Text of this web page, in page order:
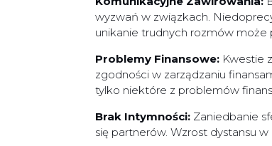
wyzwań w związkach.
unikanie trudnych rozmów może
Problemy Finansowe: Kwestie
zgodności w zarządzaniu
tylko niektóre z problemów
Brak Intymności: Zaniedbanie
się partnerów. Wzrost dystansu